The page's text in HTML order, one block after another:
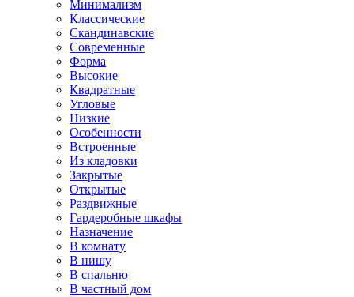
Минимализм
Классические
Скандинавские
Современные
Форма
Высокие
Квадратные
Угловые
Низкие
Особенности
Встроенные
Из кладовки
Закрытые
Открытые
Раздвижные
Гардеробные шкафы
Назначение
В комнату
В нишу
В спальню
В частный дом